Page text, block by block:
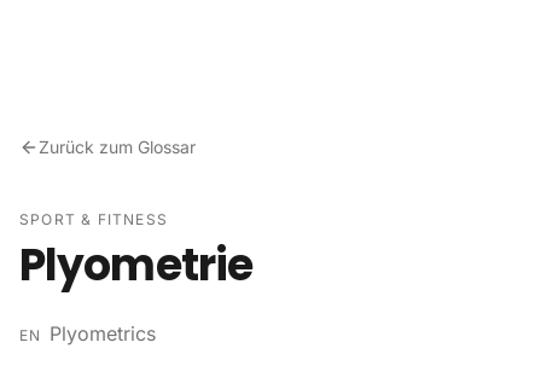
Zurück zum Glossar
SPORT & FITNESS
Plyometrie
EN Plyometrics